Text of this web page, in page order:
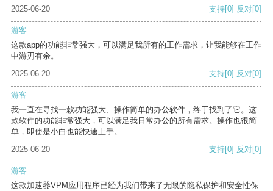
2025-06-20
支持[0] 反对[0]
游客
这款app的功能非常强大，可以满足我所有的工作需求，让我能够在工作
中游刃有余。
2025-06-20
支持[0] 反对[0]
游客
我一直在寻找一款功能强大、操作简单的办公软件，终于找到了它。这
款软件的功能非常强大，可以满足我日常办公的所有需求。操作也很简
单，即使是小白也能快速上手。
2025-06-20
支持[0] 反对[0]
游客
这款加速器VPM应用程序已经为我们带来了无限的隐私保护和安全性保